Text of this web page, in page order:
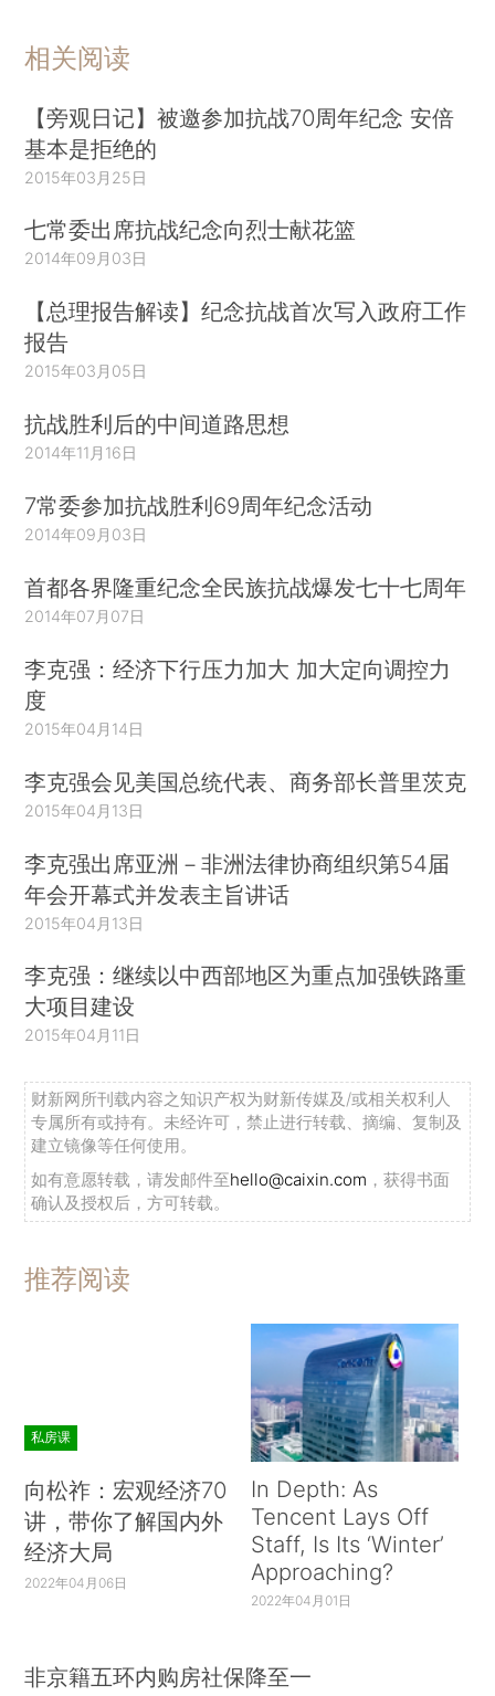
相关阅读
【旁观日记】被邀参加抗战70周年纪念 安倍
基本是拒绝的
2015年03月25日
七常委出席抗战纪念向烈士献花篮
2014年09月03日
【总理报告解读】纪念抗战首次写入政府工作
报告
2015年03月05日
抗战胜利后的中间道路思想
2014年11月16日
7常委参加抗战胜利69周年纪念活动
2014年09月03日
首都各界隆重纪念全民族抗战爆发七十七周年
2014年07月07日
李克强：经济下行压力加大 加大定向调控力
度
2015年04月14日
李克强会见美国总统代表、商务部长普里茨克
2015年04月13日
李克强出席亚洲－非洲法律协商组织第54届
年会开幕式并发表主旨讲话
2015年04月13日
李克强：继续以中西部地区为重点加强铁路重
大项目建设
2015年04月11日
财新网所刊载内容之知识产权为财新传媒及/或相关权利人
专属所有或持有。未经许可，禁止进行转载、摘编、复制及
建立镜像等任何使用。
如有意愿转载，请发邮件至hello@caixin.com ，获得书面
确认及授权后，方可转载。
推荐阅读
私房课
向松祚：宏观经济70
讲，带你了解国内外
经济大局
2022年04月06日
In Depth: As
Tencent Lays Off
Staff, Is Its ‘Winter’
Approaching?
2022年04月01日
非京籍五环内购房社保降至一